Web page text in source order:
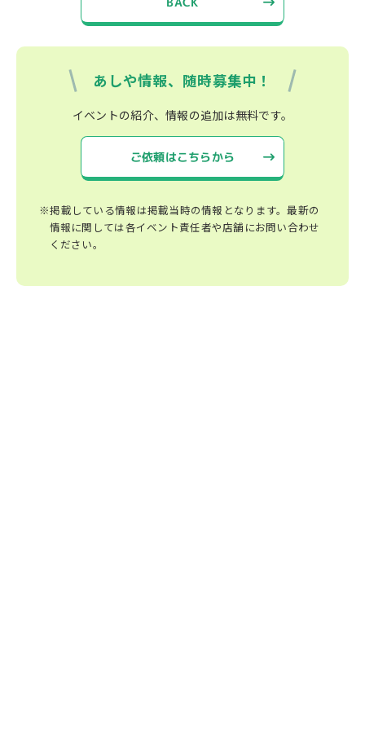
あしや情報、随時募集中！
イベントの紹介、情報の追加は無料です。
ご依頼はこちらから
※掲載している情報は掲載当時の情報となります。最新の
情報に関しては各イベント責任者や店舗にお問い合わせ
ください。